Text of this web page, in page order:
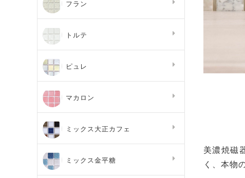
美濃焼磁
く、本物
フラン
トルテ
ピュレ
マカロン
ミックス大正カフェ
ミックス金平糖